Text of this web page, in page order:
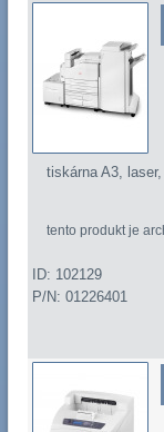
tiskárna A3,
tento produkt je
ID: 102129
P/N: 01226401